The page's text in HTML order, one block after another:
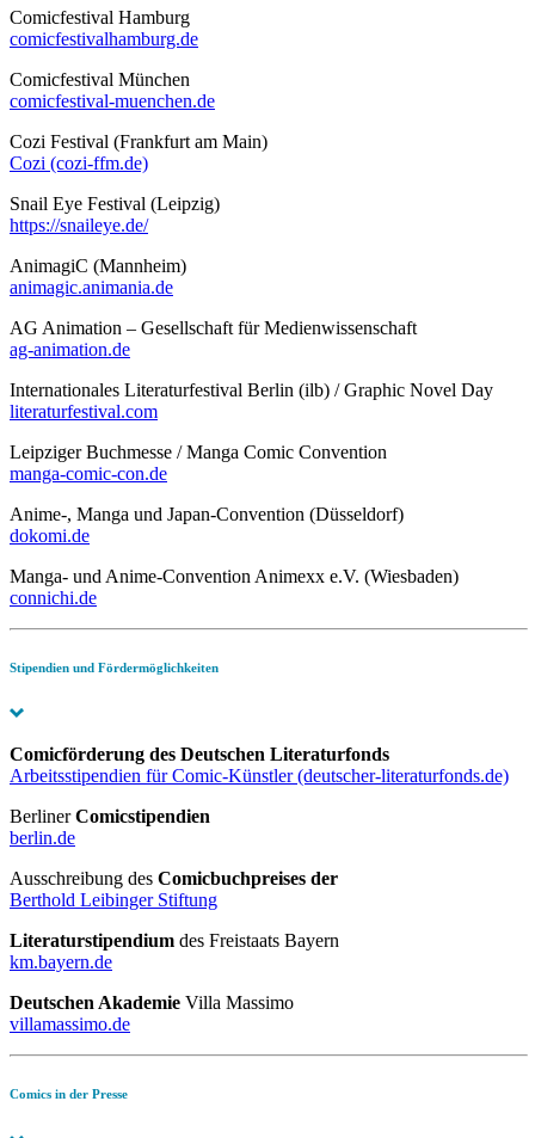
Comicfestival Hamburg
comicfestivalhamburg.de
Comicfestival München
comicfestival-muenchen.de
Cozi Festival (Frankfurt am Main)
Cozi (cozi-ffm.de)
Snail Eye Festival (Leipzig)
https://snaileye.de/
AnimagiC (Mannheim)
animagic.animania.de
AG Animation – Gesellschaft für Medienwissenschaft
ag-animation.de
Internationales Literaturfestival Berlin (ilb) / Graphic Novel Day
literaturfestival.com
Leipziger Buchmesse / Manga Comic Convention
manga-comic-con.de
Anime-, Manga und Japan-Convention (Düsseldorf)
dokomi.de
Manga- und Anime-Convention Animexx e.V. (Wiesbaden)
connichi.de
Stipendien und Fördermöglichkeiten
Comicförderung des Deutschen Literaturfonds
Arbeitsstipendien für Comic-Künstler (deutscher-literaturfonds.de)
BerlinerComicstipendien
berlin.de
Ausschreibung des Comicbuchpreises der
Berthold Leibinger Stiftung
Literaturstipendium des Freistaats Bayern
km.bayern.de
Deutschen Akademie Villa Massimo
villamassimo.de
Comics in der Presse